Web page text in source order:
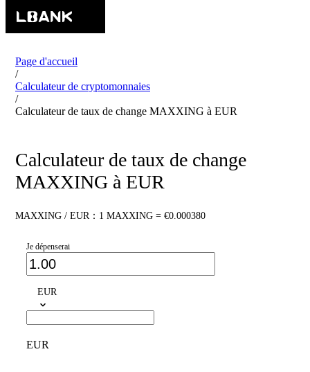
Page d'accueil
/
Calculateur de cryptomonnaies
/
Calculateur de taux de change MAXXING à EUR
Calculateur de taux de change
MAXXING à EUR
MAXXING / EUR：1 MAXXING = €0.000380
Je dépenserai
EUR
EUR